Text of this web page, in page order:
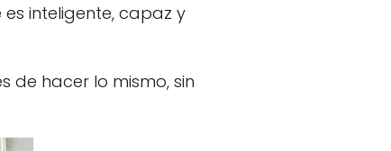
inteligente, capaz y
de hacer lo mismo, sin